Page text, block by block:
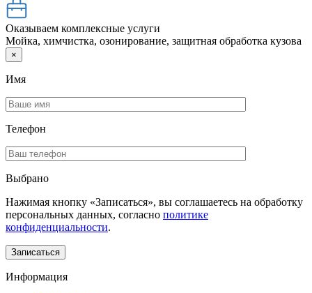
Оказываем комплексные услуги
Мойка, химчистка, озонирование, защитная обработка кузова
×
Имя
Телефон
Выбрано
Нажимая кнопку «Записаться», вы соглашаетесь на обработку
персональных данных, согласно политике
конфиденциальности.
Информация